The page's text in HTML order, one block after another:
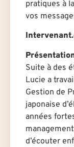
pratiques à
vos
Suite à des
Lucie a
Gestion de
japonaise
années
d’écouter